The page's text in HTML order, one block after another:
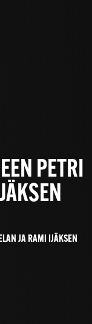
PETRI
JA RAMI IJÄKSEN